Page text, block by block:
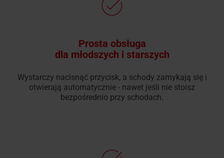
Prosta obsługa
dla młodszych i starszych
Wystarczy nacisnąć przycisk, a schody zamykają się i
otwierają automatycznie - nawet jeśli nie stoisz
bezpośrednio przy schodach.